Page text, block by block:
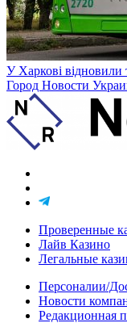
У Харкові
Город Новости
Проверенные
Лайв Казино
Легальные
Персоналии/
Новости
Редакционная